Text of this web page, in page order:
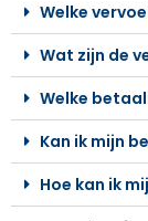
Welke
Wat zijn de
Welke
Kan ik mijn
Hoe kan ik